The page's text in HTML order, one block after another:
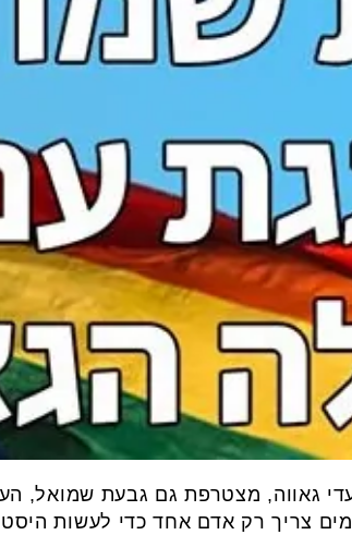
גאווה, מצטרפת גם גבעת שמואל,
צריך רק אדם אחד כדי לעשות